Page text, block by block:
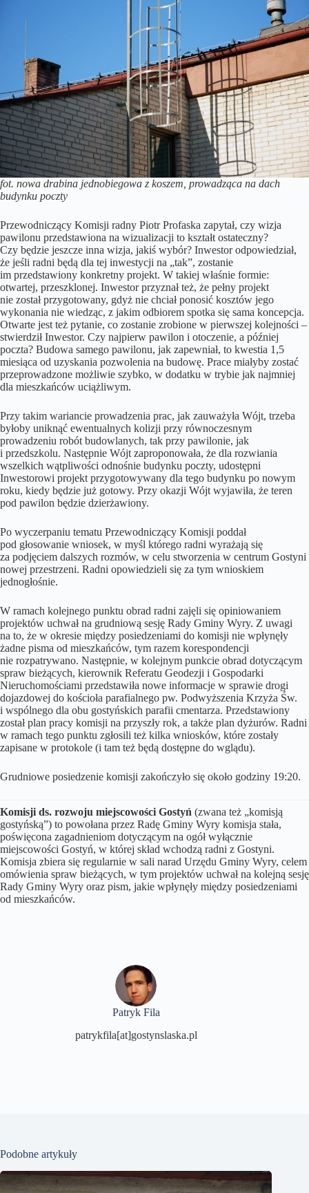
fot. nowa drabina jednobiegowa z koszem, prowadząca na dach
budynku poczty
Przewodniczący Komisji radny Piotr Profaska zapytał, czy wizja
pawilonu przedstawiona na wizualizacji to kształt ostateczny?
Czy będzie jeszcze inna wizja, jakiś wybór? Inwestor odpowiedział,
że jeśli radni będą dla tej inwestycji na „tak”, zostanie
im przedstawiony konkretny projekt. W takiej właśnie formie:
otwartej, przeszklonej. Inwestor przyznał też, że pełny projekt
nie został przygotowany, gdyż nie chciał ponosić kosztów jego
wykonania nie wiedząc, z jakim odbiorem spotka się sama koncepcja.
Otwarte jest też pytanie, co zostanie zrobione w pierwszej kolejności –
stwierdził Inwestor. Czy najpierw pawilon i otoczenie, a później
poczta? Budowa samego pawilonu, jak zapewniał, to kwestia 1,5
miesiąca od uzyskania pozwolenia na budowę. Prace miałyby zostać
przeprowadzone możliwie szybko, w dodatku w trybie jak najmniej
dla mieszkańców uciążliwym.
Przy takim wariancie prowadzenia prac, jak zauważyła Wójt, trzeba
byłoby uniknąć ewentualnych kolizji przy równoczesnym
prowadzeniu robót budowlanych, tak przy pawilonie, jak
i przedszkolu. Następnie Wójt zaproponowała, że dla rozwiania
wszelkich wątpliwości odnośnie budynku poczty, udostępni
Inwestorowi projekt przygotowywany dla tego budynku po nowym
roku, kiedy będzie już gotowy. Przy okazji Wójt wyjawiła, że teren
pod pawilon będzie dzierżawiony.
Po wyczerpaniu tematu Przewodniczący Komisji poddał
pod głosowanie wniosek, w myśl którego radni wyrażają się
za podjęciem dalszych rozmów, w celu stworzenia w centrum Gostyni
nowej przestrzeni. Radni opowiedzieli się za tym wnioskiem
jednogłośnie.
W ramach kolejnego punktu obrad radni zajęli się opiniowaniem
projektów uchwał na grudniową sesję Rady Gminy Wyry. Z uwagi
na to, że w okresie między posiedzeniami do komisji nie wpłynęły
żadne pisma od mieszkańców, tym razem korespondencji
nie rozpatrywano. Następnie, w kolejnym punkcie obrad dotyczącym
spraw bieżących, kierownik Referatu Geodezji i Gospodarki
Nieruchomościami przedstawiła nowe informacje w sprawie drogi
dojazdowej do kościoła parafialnego pw. Podwyższenia Krzyża Św.
i wspólnego dla obu gostyńskich parafii cmentarza. Przedstawiony
został plan pracy komisji na przyszły rok, a także plan dyżurów. Radni
w ramach tego punktu zgłosili też kilka wniosków, które zostały
zapisane w protokole (i tam też będą dostępne do wglądu).
Grudniowe posiedzenie komisji zakończyło się około godziny 19:20.
Komisji ds. rozwoju miejscowości Gostyń (zwana też „komisją
gostyńską”) to powołana przez Radę Gminy Wyry komisja stała,
poświęcona zagadnieniom dotyczącym na ogół wyłącznie
miejscowości Gostyń, w której skład wchodzą radni z Gostyni.
Komisja zbiera się regularnie w sali narad Urzędu Gminy Wyry, celem
omówienia spraw bieżących, w tym projektów uchwał na kolejną sesję
Rady Gminy Wyry oraz pism, jakie wpłynęły między posiedzeniami
od mieszkańców.
Patryk Fila
patrykfila[at]gostynslaska.pl
Podobne artykuły